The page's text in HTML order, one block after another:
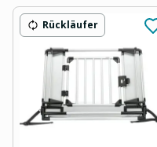
Rückläufer